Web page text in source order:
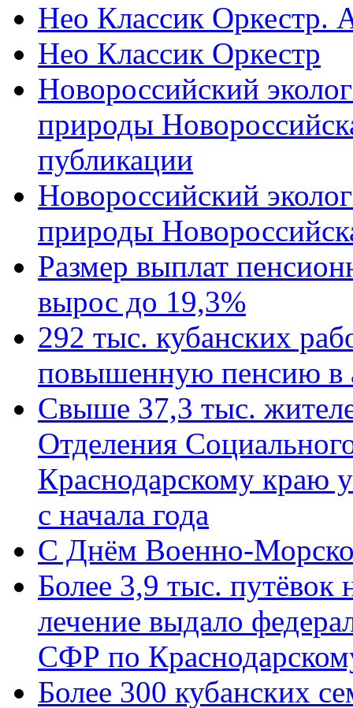
Нео Классик Оркестр.
Нео Классик Оркестр
Новороссийский
природы
публикации
Новороссийский
природы
Размер выплат
вырос до 19,3%
292 тыс. кубанских
повышенную пенсию в
Свыше 37,3 тыс.
Отделения
Краснодарскому краю
с начала года
C Днём Военно-
Более 3,9 тыс. путёвок
лечение выдало
СФР по
Более 300 кубанских